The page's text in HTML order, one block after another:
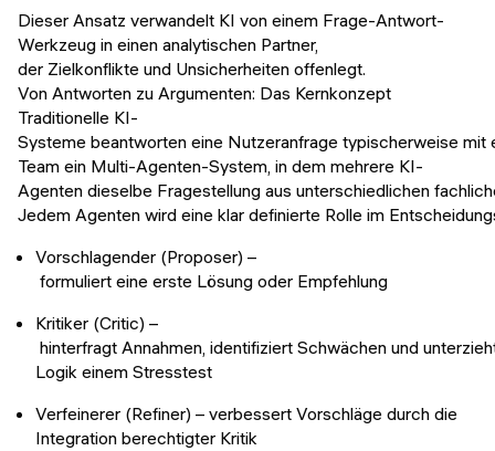
Dieser Ansatz verwandelt KI von einem Frage-Antwort-
Werkzeug in einen analytischen Partner,
der Zielkonflikte und Unsicherheiten offenlegt.
Von Antworten zu Argumenten: Das Kernkonzept
Traditionelle KI-
Systeme beantworten eine Nutzeranfrage typischerweise
Team ein Multi-Agenten-System, in dem mehrere KI-
Agenten dieselbe Fragestellung aus unterschiedlichen
Jedem Agenten wird eine klar definierte Rolle im
Vorschlagender (Proposer) –
formuliert eine erste Lösung oder Empfehlung
Kritiker (Critic) –
hinterfragt Annahmen, identifiziert Schwächen und
Logik einem Stresstest
Verfeinerer (Refiner) – verbessert Vorschläge durch die
Integration berechtigter Kritik